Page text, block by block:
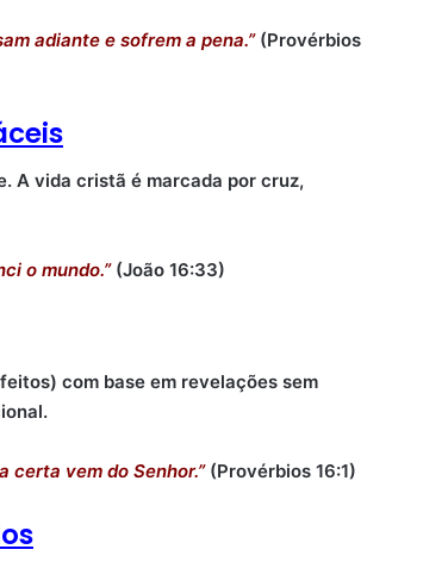
adiante e sofrem a pena.”(Provérbios
A vida cristã é marcada por cruz,
o mundo.”(João 16:33)
com base em revelações sem
certa vem do Senhor.”(Provérbios 16:1)